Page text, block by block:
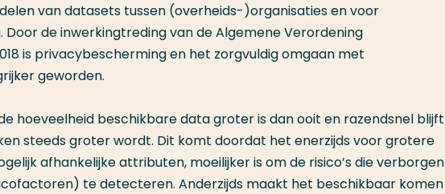
van datasets tussen (overheids-)organisaties en voor
de inwerkingtreding van de Algemene Verordening
is privacybescherming en het zorgvuldig omgaan met
geworden.
hoeveelheid beschikbare data groter is dan ooit en razendsnel blijft
steeds groter wordt. Dit komt doordat het enerzijds voor grotere
afhankelijke attributen, moeilijker is om de risico’s die verborgen
te detecteren. Anderzijds maakt het beschikbaar komen